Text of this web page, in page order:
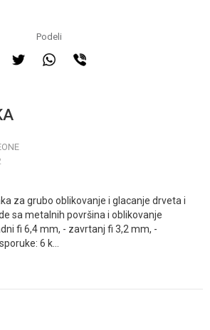
Podeli
za grubo oblikovanje i glacanje drveta i
sa metalnih površina i oblikovanje
fi 6,4 mm, - zavrtanj fi 3,2 mm, -
6 k